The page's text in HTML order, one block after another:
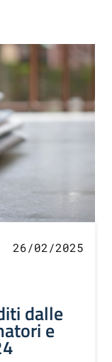
26/02/2025
dalle
e